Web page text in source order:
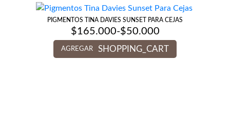
PIGMENTOS TINA DAVIES SUNSET PARA CEJAS
$50.000
-
$165.000
Rango
de
precios:
desde
AGREGAR SHOPPING_CART